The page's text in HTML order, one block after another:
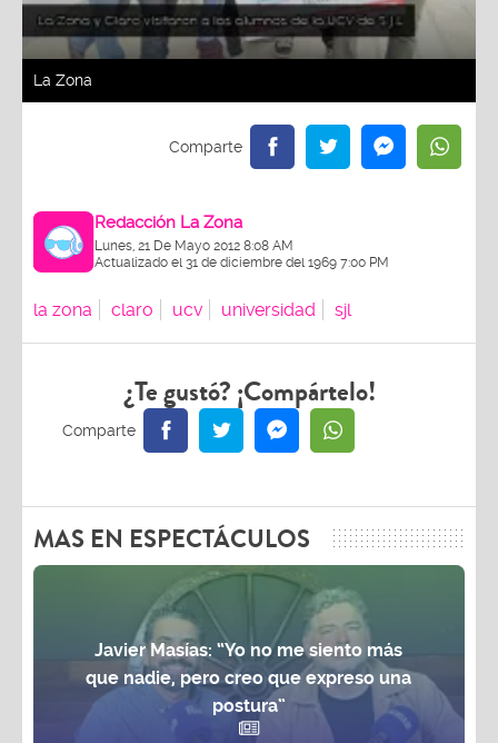
La Zona
Redacción La Zona
Lunes, 21 De Mayo 2012 8:08 AM
Actualizado el 31 de diciembre del 1969 7:00 PM
la zona claro ucv universidad sjl
¿Te gustó? ¡Compártelo!
MAS EN ESPECTÁCULOS
Javier Masías: “Yo no me siento más
que nadie, pero creo que expreso una
postura”